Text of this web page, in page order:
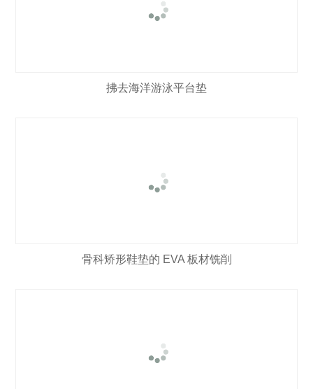
拂去海洋游泳平台垫
骨科矫形鞋垫的 EVA 板材铣削